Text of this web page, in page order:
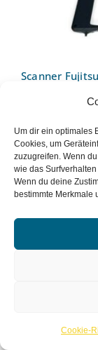
Um dir ein optimales
Cookies, um
zuzugreifen. Wenn
wie das
Wenn du deine
bestimmte Merkmale
Cookie-
Scanner